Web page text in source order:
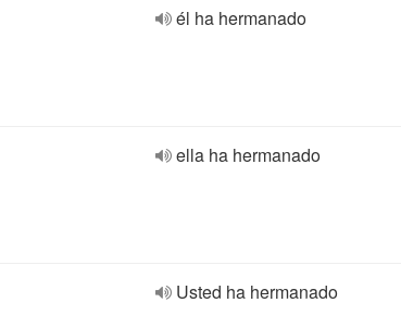
él ha hermanado
ella ha hermanado
Usted ha hermanado